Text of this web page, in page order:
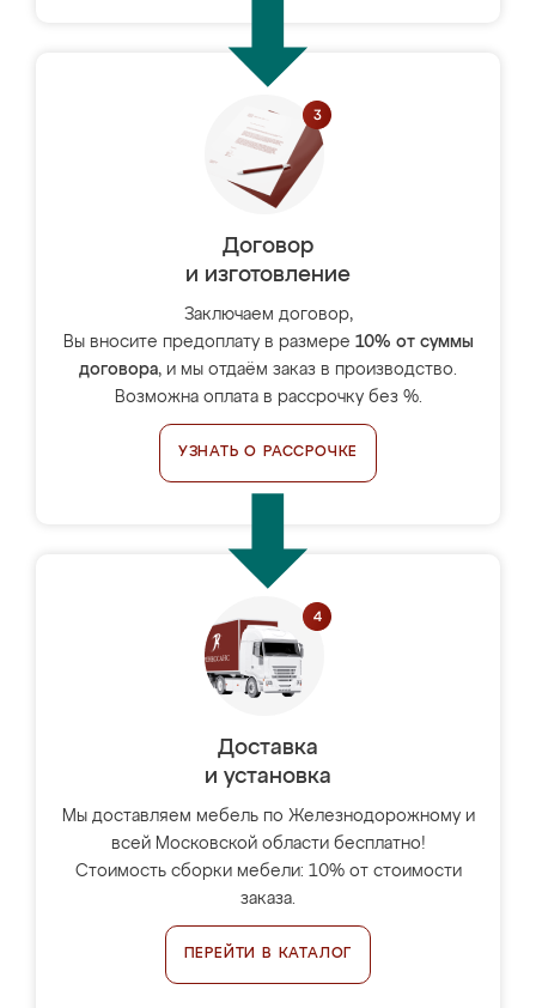
Договор
и изготовление
Заключаем договор,
Вы вносите предоплату в размере 10% от суммы
договора, и мы отдаём заказ в производство.
Возможна оплата в рассрочку без %.
УЗНАТЬ О РАССРОЧКЕ
Доставка
и установка
Мы доставляем мебель по Железнодорожному и
всей Московской области бесплатно!
Стоимость сборки мебели: 10% от стоимости
заказа.
ПЕРЕЙТИ В КАТАЛОГ